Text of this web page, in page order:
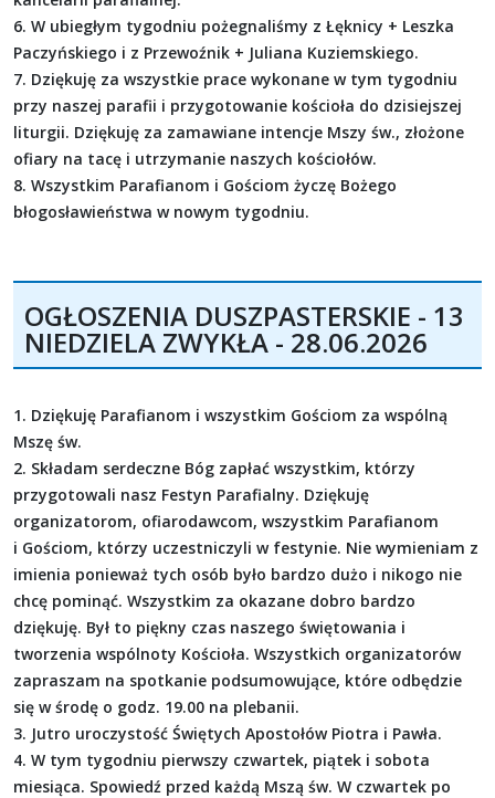
6. W ubiegłym tygodniu pożegnaliśmy z Łęknicy + Leszka
Paczyńskiego i z Przewoźnik + Juliana Kuziemskiego.
7. Dziękuję za wszystkie prace wykonane w tym tygodniu
przy naszej parafii i przygotowanie kościoła do dzisiejszej
liturgii. Dziękuję za zamawiane intencje Mszy św., złożone
ofiary na tacę i utrzymanie naszych kościołów.
8. Wszystkim Parafianom i Gościom życzę Bożego
błogosławieństwa w nowym tygodniu.
OGŁOSZENIA DUSZPASTERSKIE - 13
NIEDZIELA ZWYKŁA - 28.06.2026
1. Dziękuję Parafianom i wszystkim Gościom za wspólną
Mszę św.
2. Składam serdeczne Bóg zapłać wszystkim, którzy
przygotowali nasz Festyn Parafialny. Dziękuję
organizatorom, ofiarodawcom, wszystkim Parafianom
i Gościom, którzy uczestniczyli w festynie. Nie wymieniam z
imienia ponieważ tych osób było bardzo dużo i nikogo nie
chcę pominąć. Wszystkim za okazane dobro bardzo
dziękuję. Był to piękny czas naszego świętowania i
tworzenia wspólnoty Kościoła. Wszystkich organizatorów
zapraszam na spotkanie podsumowujące, które odbędzie
się w środę o godz. 19.00 na plebanii.
3. Jutro uroczystość Świętych Apostołów Piotra i Pawła.
4. W tym tygodniu pierwszy czwartek, piątek i sobota
miesiąca. Spowiedź przed każdą Mszą św. W czwartek po